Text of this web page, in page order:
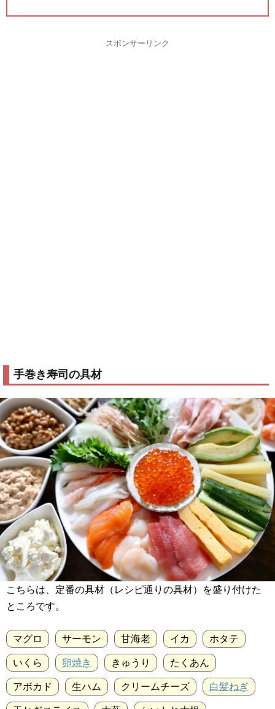
スポンサーリンク
手巻き寿司の具材
こちらは、定番の具材（レシピ通りの具材）を盛り付けた
ところです。
マグロ サーモン 甘海老 イカ ホタテ
いくら 卵焼き きゅうり たくあん
アボカド 生ハム クリームチーズ 白髪ねぎ